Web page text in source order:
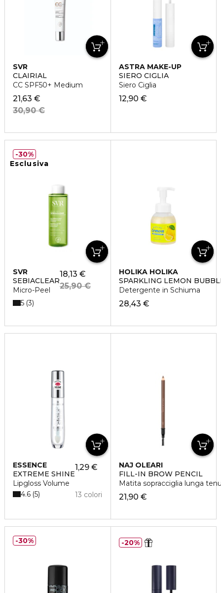
SVR
CLAIRIAL
CC SPF50+ Medium
21,63 €
30,90 €
ASTRA MAKE-UP
SIERO CIGLIA
Siero Ciglia
12,90 €
Esclusiva
SVR
SEBIACLEAR
Micro-Peel
18,13 €
25,90 €
5 3
30%
HOLIKA HOLIKA
SPARKLING LEMON
Detergente in Schiuma
28,43 €
ESSENCE
EXTREME SHINE
Lipgloss Volume
1,29 €
13 colori
4.6 5
NAJ OLEARI
FILL-IN BROW PENCIL
Matita sopracciglia lunga
21,90 €
30% 20%